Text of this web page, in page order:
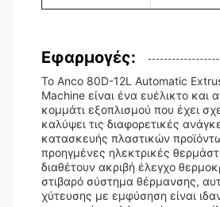
Εφαρμογές:
Το Anco 80D-12L Automatic
Machine είναι ένα ευέλικτο και
κομμάτι εξοπλισμού που έχει
καλύψει τις διαφορετικές
κατασκευής πλαστικών
προηγμένες ηλεκτρικές
διαθέτουν ακριβή έλεγχο
στιβαρό σύστημα θέρμανσης,
χύτευσης με εμφύσηση είναι